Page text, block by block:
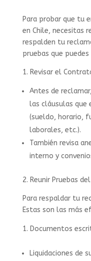
Para probar que tu
en Chile, necesitas
respalden tu
pruebas que
1.⁠ ⁠Revisar el
Antes de
las cláusulas que
(sueldo, horario,
laborales, etc.).
También revisa
interno y
2.⁠ ⁠Reunir Pruebas
Para respaldar tu
Estas son las más
Documentos
Liquidaciones de